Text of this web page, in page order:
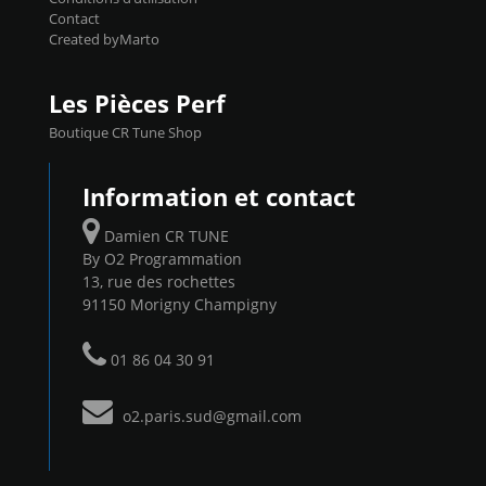
Contact
Created byMarto
Les Pièces Perf
Boutique CR Tune Shop
Information et contact
Damien CR TUNE
By O2 Programmation
13, rue des rochettes
91150 Morigny Champigny
01 86 04 30 91
o2.paris.sud@gmail.com